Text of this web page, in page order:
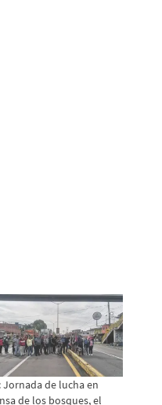
Jornada de lucha en
de los bosques, el